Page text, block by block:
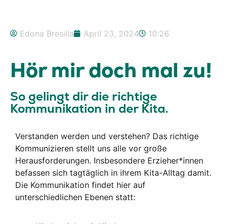
Edona Bresilla April 23, 2024 10:26
Hör mir doch mal zu!
So gelingt dir die richtige
Kommunikation in der Kita.
Verstanden werden und verstehen? Das richtige
Kommunizieren stellt uns alle vor große
Herausforderungen. Insbesondere Erzieher*innen
befassen sich tagtäglich in ihrem Kita-Alltag damit.
Die Kommunikation findet hier auf
unterschiedlichen Ebenen statt: